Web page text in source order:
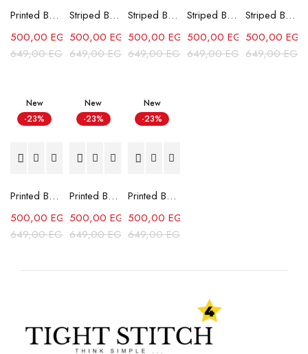
Printed Box Fit Shirt-Olive
649,00EGP
500,00 EGP
Striped Box-Fit shirt-Yellow
649,00EGP
500,00 EGP
Striped Box-Fit shirt-Olive
649,00EGP
500,00EGP
Striped Box-Fit shirt-Sky Blue
649,00EGP
500,00 EGP
Striped Box-Fit shirt-Black
649,00EGP
500,00EGP
New
-23%
Printed Box Fit Shirt-Sky Blue
649,00EGP
500,00 EGP
New
-23%
Printed Box Fit Shirt-Red
649,00EGP
500,00 EGP
New
-23%
Printed Box Fit Shirt-Green
649,00EGP
500,00EGP